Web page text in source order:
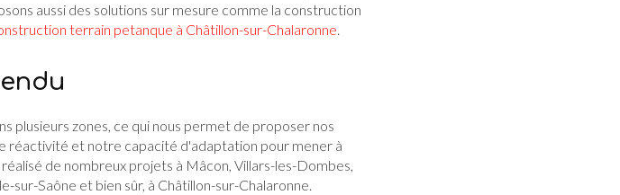
aussi des solutions sur mesure comme la construction
terrain petanque à Châtillon-sur-Chalaronne.
plusieurs zones, ce qui nous permet de proposer nos
réactivité et notre capacité d'adaptation pour mener à
de nombreux projets à Mâcon, Villars-les-Dombes,
sur-Saône et bien sûr, à Châtillon-sur-Chalaronne.